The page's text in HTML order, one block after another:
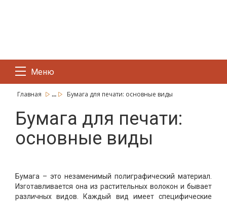
Меню
Главная ... Бумага для печати: основные виды
Бумага для печати:
основные виды
Бумага – это незаменимый полиграфический материал.
Изготавливается она из растительных волокон и бывает
различных видов. Каждый вид имеет специфические